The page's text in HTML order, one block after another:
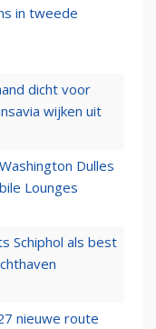
in tweede
dicht voor
wijken uit
Dulles
Lounges
Schiphol als best
nieuwe route